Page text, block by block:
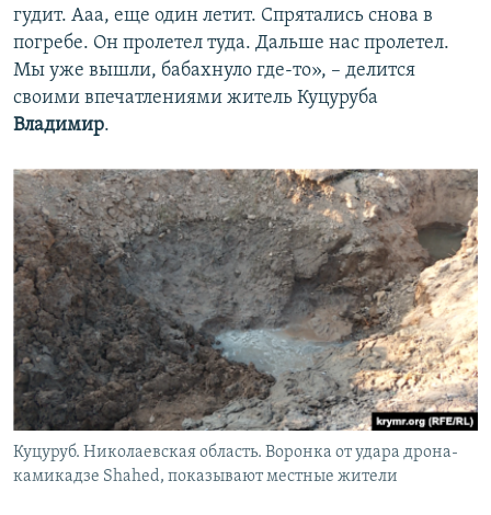
гудит. Ааа, еще один летит. Спрятались снова в
погребе. Он пролетел туда. Дальше нас пролетел.
Мы уже вышли, бабахнуло где-то», – делится
своими впечатлениями житель Куцуруба
Владимир.
Куцуруб. Николаевская область. Воронка от удара дрона-
камикадзе Shahed, показывают местные жители